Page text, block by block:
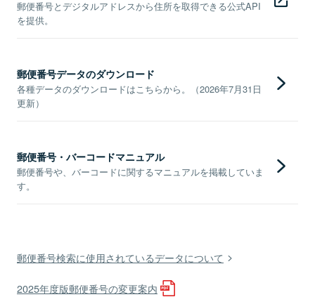
郵便番号とデジタルアドレスから住所を取得できる公式API
を提供。
郵便番号データのダウンロード
各種データのダウンロードはこちらから。（2026年7月31日
更新）
郵便番号・バーコードマニュアル
郵便番号や、バーコードに関するマニュアルを掲載していま
す。
郵便番号検索に使用されているデータについて
2025年度版郵便番号の変更案内